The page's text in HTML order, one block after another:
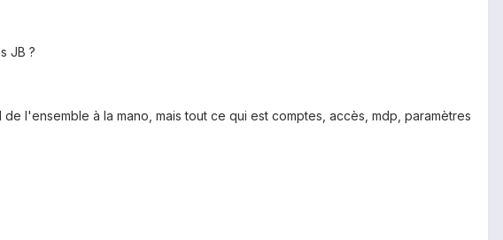
JB ?
l'ensemble à la mano, mais tout ce qui est comptes, accès, mdp, paramètres